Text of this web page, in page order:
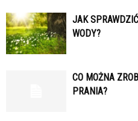
JAK
WODY?
CO MOŻNA
PRANIA?